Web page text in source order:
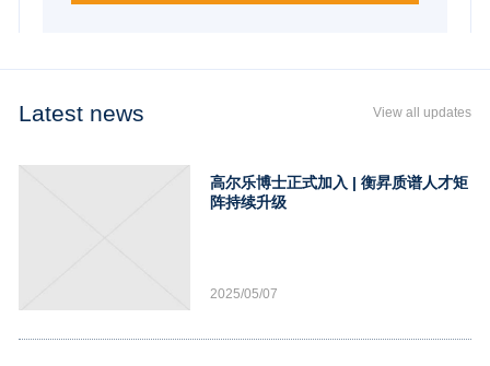
Latest news View all updates
高尔乐博士正式加入 | 衡昇质谱人才矩
阵持续升级
2025/05/07